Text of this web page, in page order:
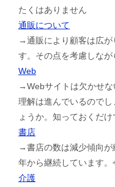
たくはありません
通販について
→通販により顧客は広が
す。その点を考慮しな
Web
→Webサイトは欠かせ
理解は進んでいるので
ょうか。知っておくだ
書店
→書店の数は減少傾向が
年から継続しています
介護